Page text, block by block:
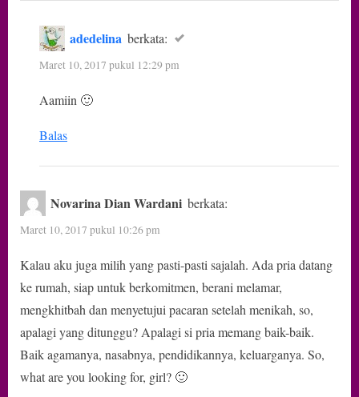
adedelina berkata:
Maret 10, 2017 pukul 12:29 pm
Aamiin 🙂
Balas
Novarina Dian Wardani berkata:
Maret 10, 2017 pukul 10:26 pm
Kalau aku juga milih yang pasti-pasti sajalah. Ada pria datang
ke rumah, siap untuk berkomitmen, berani melamar,
mengkhitbah dan menyetujui pacaran setelah menikah, so,
apalagi yang ditunggu? Apalagi si pria memang baik-baik.
Baik agamanya, nasabnya, pendidikannya, keluarganya. So,
what are you looking for, girl? 🙂